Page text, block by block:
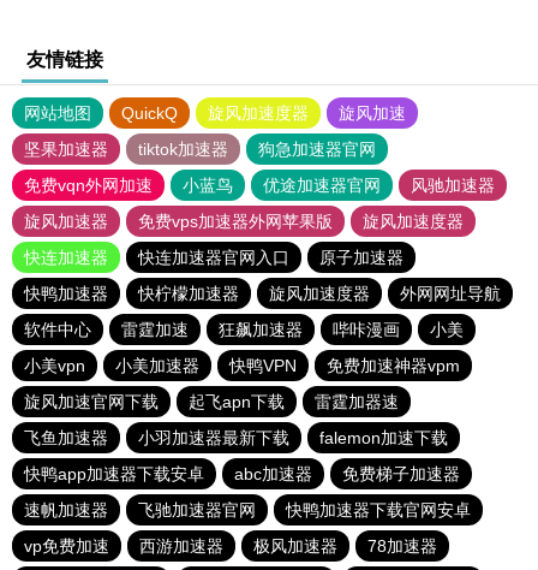
友情链接
网站地图 QuickQ 旋风加速度器
旋风加速
坚果加速器
tiktok加速器
狗急加速器官网
免费vqn外网加速
小蓝鸟 优途加速器官网
风驰加速器
旋风加速器
免费vps加速器外网苹果版
旋风加速度器
快连加速器
快连加速器官网入口
原子加速器
快鸭加速器
快柠檬加速器 旋风加速度器
外网网址导航
软件中心
雷霆加速 狂飙加速器 哔咔漫画
小美
小美vpn
小美加速器 快鸭VPN
免费加速神器vpm
旋风加速官网下载
起飞apn下载
雷霆加器速
飞鱼加速器
小羽加速器最新下载
falemon加速下载
快鸭app加速器下载安卓
abc加速器
免费梯子加速器
速帆加速器
飞驰加速器官网
快鸭加速器下载官网安卓
vp免费加速
西游加速器 极风加速器 78加速器